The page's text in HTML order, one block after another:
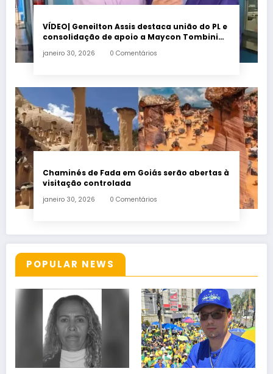
VÍDEO| Geneilton Assis destaca união do PL e
consolidação de apoio a Maycon Tombini
janeiro 30, 2026 0 Comentários
Chaminés de Fada em Goiás serão abertas à
visitação controlada
janeiro 30, 2026 0 Comentários
POPULAR NEWS